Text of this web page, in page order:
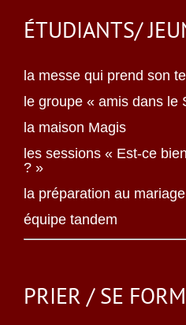
ÉTUDIANTS/
la messe qui prend son
le groupe « amis dans le
la maison Magis
les sessions « Est-ce
? »
la préparation au mariage
équipe tandem
PRIER / SE